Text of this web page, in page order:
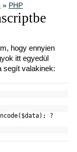
» PHP
hogy ennyien
itt egyedül
segít valakinek:
$data); ?